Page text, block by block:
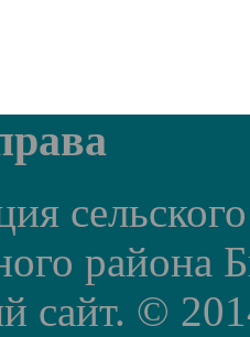
района
сайт. ©